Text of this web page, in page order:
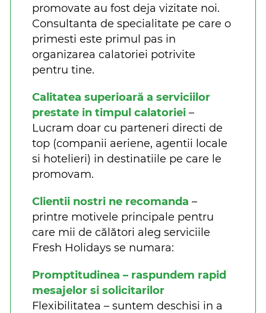
promovate au fost deja vizitate noi.
Consultanta de specialitate pe care o
primesti este primul pas in
organizarea calatoriei potrivite
pentru tine.
Calitatea superioară a serviciilor
prestate in timpul calatoriei –
Lucram doar cu parteneri directi de
top (companii aeriene, agentii locale
si hotelieri) in destinatiile pe care le
promovam.
Clientii nostri ne recomanda –
printre motivele principale pentru
care mii de călători aleg serviciile
Fresh Holidays se numara:
Promptitudinea – raspundem rapid
mesajelor si solicitarilor
Flexibilitatea – suntem deschisi in a